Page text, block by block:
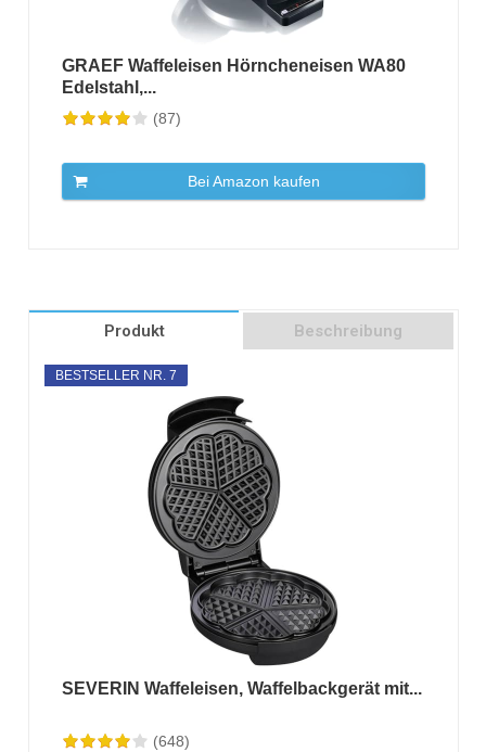
GRAEF Waffeleisen Hörncheneisen WA80
Edelstahl,...
(87)
Bei Amazon kaufen
Produkt Beschreibung
BESTSELLER NR. 7
SEVERIN Waffeleisen, Waffelbackgerät mit...
(648)